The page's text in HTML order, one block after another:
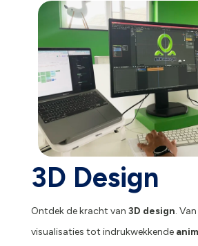
3D Design
Ontdek de kracht van 3D design.
visualisaties tot indrukwekkende